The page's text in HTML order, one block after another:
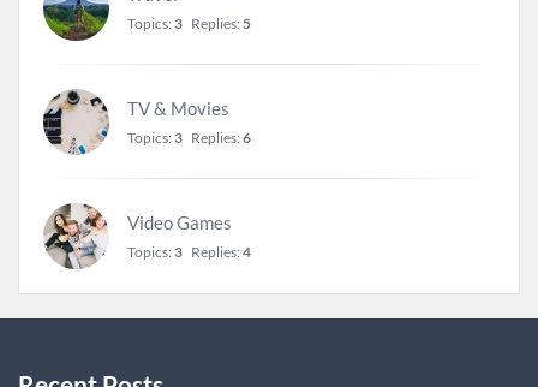
Topics: 3 Replies: 5
TV & Movies
Topics: 3 Replies: 6
Video Games
Topics: 3 Replies: 4